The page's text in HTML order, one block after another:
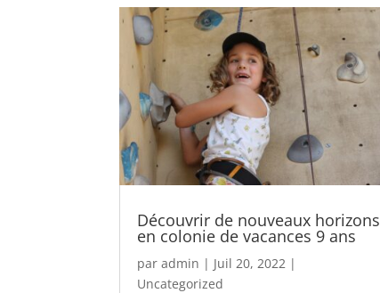
Découvrir de nouveaux horizons
en colonie de vacances 9 ans
paradmin | Juil 20, 2022 |
Uncategorized